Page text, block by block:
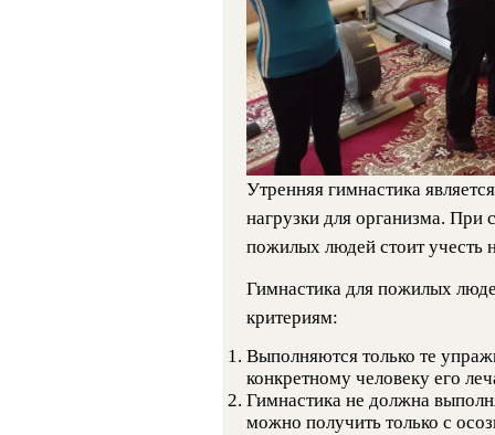
Утренняя гимнастика
нагрузки для организма. При
пожилых людей стоит учесть
Гимнастика для пожилых
критериям:
Выполняются только те
конкретному человеку его
Гимнастика не должна
можно получить только с